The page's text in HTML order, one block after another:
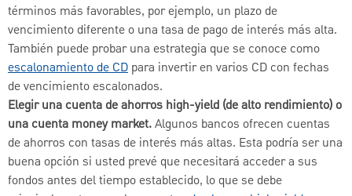
términos más favorables, por ejemplo, un plazo de
vencimiento diferente o una tasa de pago de interés más alta.
También puede probar una estrategia que se conoce como
escalonamiento de CD para invertir en varios CD con fechas
de vencimiento escalonados.
Elegir una cuenta de ahorros high-yield (de alto rendimiento) o
una cuenta money market.Algunos bancos ofrecen cuentas
de ahorros con tasas de interés más altas. Esta podría ser una
buena opción si usted prevé que necesitará acceder a sus
fondos antes del tiempo establecido, lo que se debe